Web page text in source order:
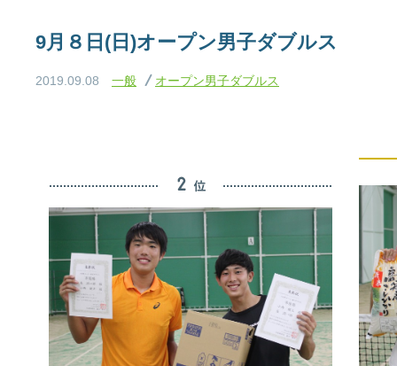
9月８日(日)オープン男子ダブルス
2019.09.08 一般 オープン男子ダブルス